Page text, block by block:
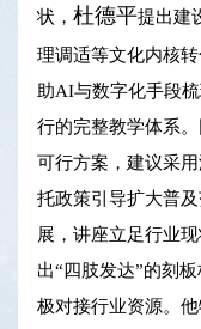
状， 杜德平提出建
理调适等文化内核
助AI与数字化手段
行的完整教学体系
可行方案，建议采
托政策引导扩大普
展，讲座立足行业
出“四肢发达”的刻
极对接行业资源。